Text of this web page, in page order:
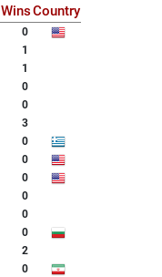
WinsCountry
0
1
1
0
0
3
0
0
0
0
0
0
2
0